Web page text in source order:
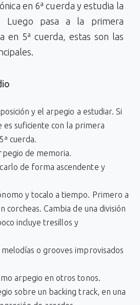
en 6ª cuerda y estudia la
Luego pasa a la primera
en 5ª cuerda, estas son las
y el arpegio a estudiar. Si
es suficiente con la primera
cuerda.
de memoria.
de forma ascendente y
y tocalo a tiempo. Primero a
corcheas. Cambia de una división
incluye tresillos y
o grooves improvisados
arpegio en otros tonos.
sobre un backing track, en una